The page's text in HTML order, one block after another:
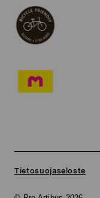
Tietosuojaseloste